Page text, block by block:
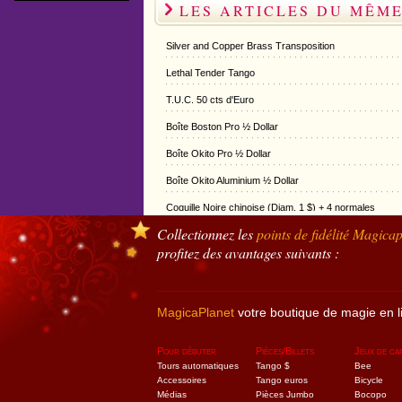
LES ARTICLES DU
Silver and Copper Brass Transposition
Lethal Tender Tango
T.U.C. 50 cts d'Euro
Boîte Boston Pro ½ Dollar
Boîte Okito Pro ½ Dollar
Boîte Okito Aluminium ½ Dollar
Coquille Noire chinoise (Diam. 1 $) + 4 normales
Boîte Okito Pro Avec Fente ½ Dollar
Boîte Okito Pro 1 Dollar
Boîte Okito Aluminium 1 Dollar
Boîte Okito Aluminium Avec Fente 2 Euros
Baguette Magique Argentée
Collectionnez lespoints de fidélité
profitez des avantages suivants :
MagicaPlanet votre boutique de magie en
Pour débuter
Tours automatiques
Accessoires
Médias
Pièces/Billets
Tango $
Tango euros
Pièces Jumbo
Jeux de
Bee
Bicycle
Bocopo